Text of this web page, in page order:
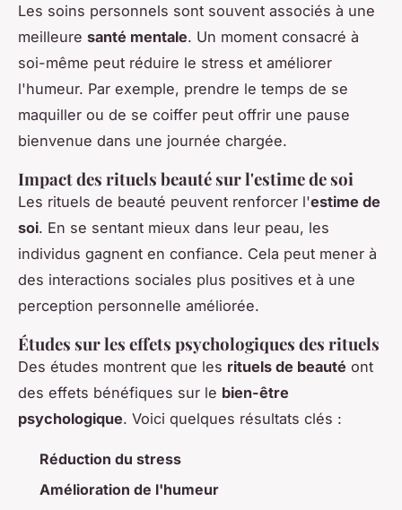
Les soins personnels sont souvent associés à une
meilleure santé mentale. Un moment consacré à
soi-même peut réduire le stress et améliorer
l'humeur. Par exemple, prendre le temps de se
maquiller ou de se coiffer peut offrir une pause
bienvenue dans une journée chargée.
Impact des rituels beauté sur l'estime de soi
Les rituels de beauté peuvent renforcer l'estime de
soi. En se sentant mieux dans leur peau, les
individus gagnent en confiance. Cela peut mener à
des interactions sociales plus positives et à une
perception personnelle améliorée.
Études sur les effets psychologiques des rituels
Des études montrent que les rituels de beauté ont
des effets bénéfiques sur le bien-être
psychologique. Voici quelques résultats clés :
Réduction du stress
Amélioration de l'humeur